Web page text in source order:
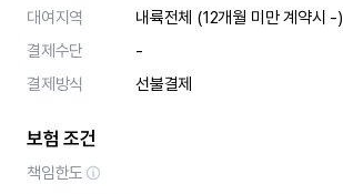
대여지역
내륙전체 (12개월 미만 계약시 -)
결제수단
-
결제방식
선불결제
보험 조건
책임한도